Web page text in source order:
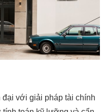
với giải pháp tài chính